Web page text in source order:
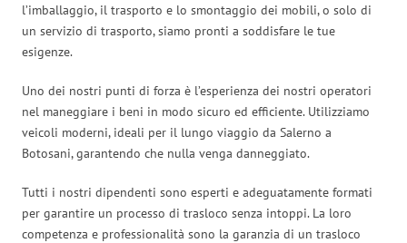
l’imballaggio, il trasporto e lo smontaggio dei mobili, o solo di
un servizio di trasporto, siamo pronti a soddisfare le tue
esigenze.
Uno dei nostri punti di forza è l’esperienza dei nostri operatori
nel maneggiare i beni in modo sicuro ed efficiente. Utilizziamo
veicoli moderni, ideali per il lungo viaggio da Salerno a
Botosani, garantendo che nulla venga danneggiato.
Tutti i nostri dipendenti sono esperti e adeguatamente formati
per garantire un processo di trasloco senza intoppi. La loro
competenza e professionalità sono la garanzia di un trasloco